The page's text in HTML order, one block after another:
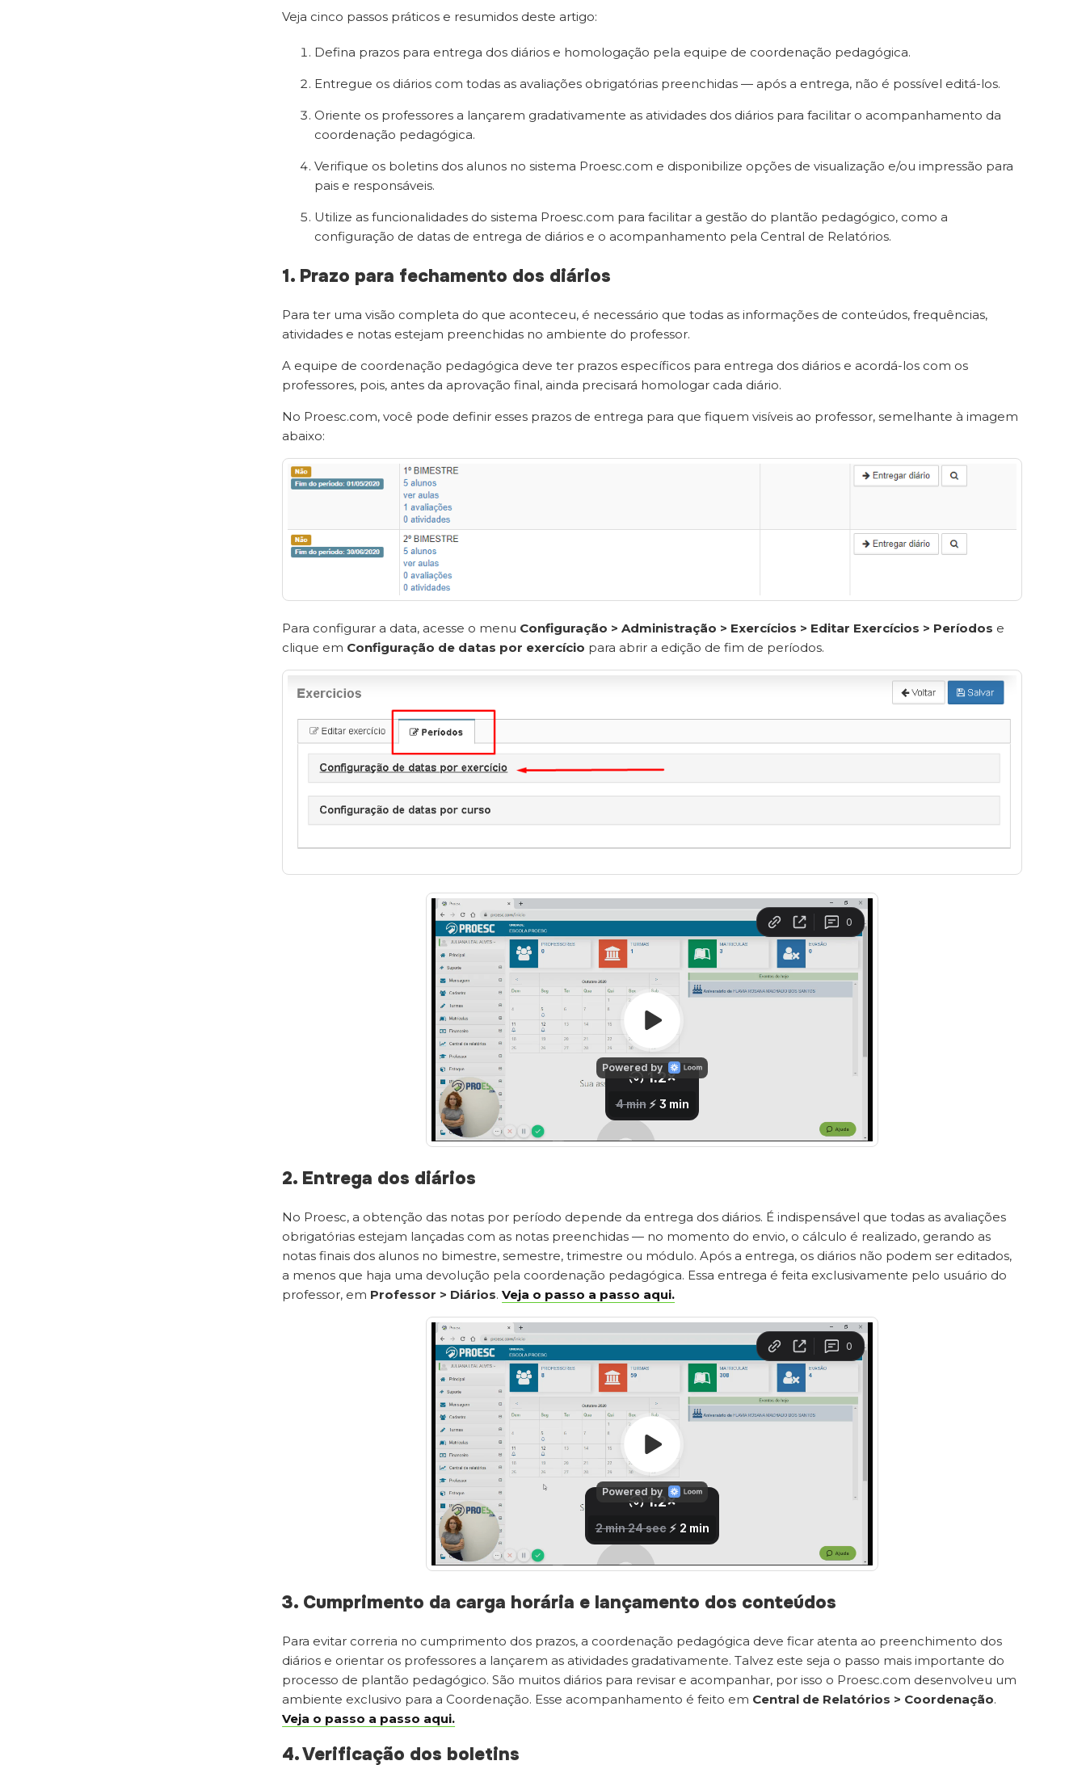
Veja cinco passos práticos e resumidos deste artigo:
Defina prazos para entrega dos diários e homologação pela equipe de coordenação pedagógica.
Entregue os diários com todas as avaliações obrigatórias preenchidas — após a entrega, não é possível editá-los.
Oriente os professores a lançarem gradativamente as atividades dos diários para facilitar o acompanhamento da
coordenação pedagógica.
Verifique os boletins dos alunos no sistema Proesc.com e disponibilize opções de visualização e/ou impressão para
pais e responsáveis.
Utilize as funcionalidades do sistema Proesc.com para facilitar a gestão do plantão pedagógico, como a
configuração de datas de entrega de diários e o acompanhamento pela Central de Relatórios.
1. Prazo para fechamento dos diários
Para ter uma visão completa do que aconteceu, é necessário que todas as informações de conteúdos, frequências,
atividades e notas estejam preenchidas no ambiente do professor.
A equipe de coordenação pedagógica deve ter prazos específicos para entrega dos diários e acordá-los com os
professores, pois, antes da aprovação final, ainda precisará homologar cada diário.
No Proesc.com, você pode definir esses prazos de entrega para que fiquem visíveis ao professor, semelhante à imagem
abaixo:
Para configurar a data, acesse o menu Configuração > Administração > Exercícios > Editar Exercícios > Períodos e
clique em Configuração de datas por exercício para abrir a edição de fim de períodos.
2. Entrega dos diários
No Proesc, a obtenção das notas por período depende da entrega dos diários. É indispensável que todas as avaliações
obrigatórias estejam lançadas com as notas preenchidas — no momento do envio, o cálculo é realizado, gerando as
notas finais dos alunos no bimestre, semestre, trimestre ou módulo. Após a entrega, os diários não podem ser editados,
a menos que haja uma devolução pela coordenação pedagógica. Essa entrega é feita exclusivamente pelo usuário do
professor, em Professor > Diários.Veja o passo a passo aqui.
3. Cumprimento da carga horária e lançamento dos conteúdos
Para evitar correria no cumprimento dos prazos, a coordenação pedagógica deve ficar atenta ao preenchimento dos
diários e orientar os professores a lançarem as atividades gradativamente. Talvez este seja o passo mais importante do
processo de plantão pedagógico. São muitos diários para revisar e acompanhar, por isso o Proesc.com desenvolveu um
ambiente exclusivo para a Coordenação. Esse acompanhamento é feito em Central de Relatórios > Coordenação.
Veja o passo a passo aqui.
4. Verificação dos boletins